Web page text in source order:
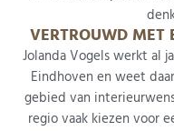
VERTROUWD MET
Jolanda Vogels werkt al
Eindhoven en weet
gebied van
regio vaak kiezen voor